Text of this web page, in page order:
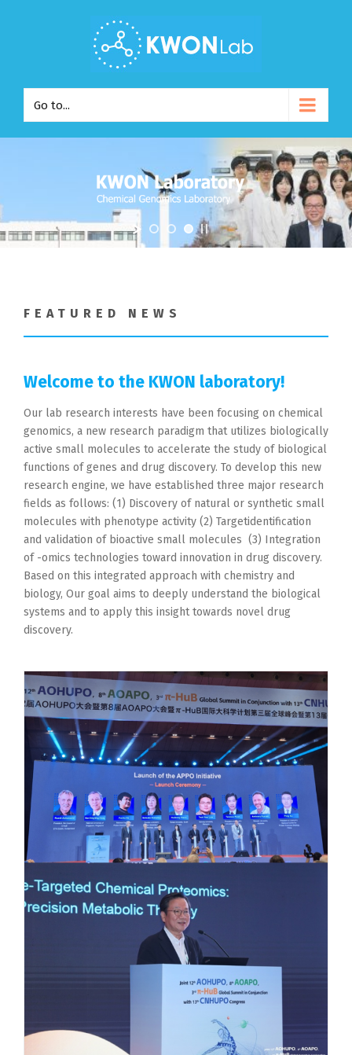
Go to...
FEATURED NEWS
Welcome to the KWON laboratory!
Our lab research interests have been focusing on chemical
genomics, a new research paradigm that utilizes biologically
active small molecules to accelerate the study of biological
functions of genes and drug discovery. To develop this new
research engine, we have established three major research
fields as follows: (1) Discovery of natural or synthetic small
molecules with phenotype activity (2) Targetidentification
and validation of bioactive small molecules (3) Integration
of -omics technologies toward innovation in drug discovery.
Based on this integrated approach with chemistry and
biology, Our goal aims to deeply understand the biological
systems and to apply this insight towards novel drug
discovery.